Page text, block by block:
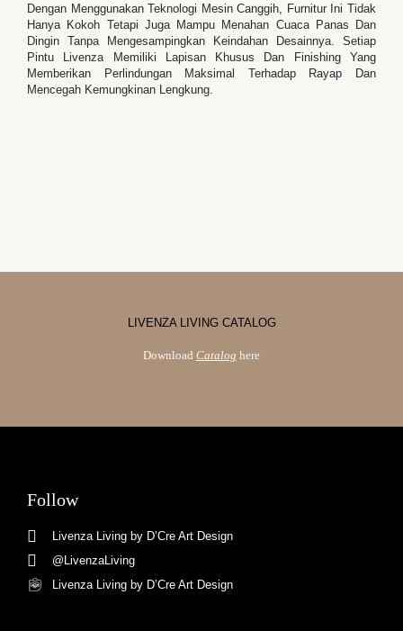
Dengan Menggunakan Teknologi Mesin Canggih, Furnitur Ini Tidak
Hanya Kokoh Tetapi Juga Mampu Menahan Cuaca Panas Dan
Dingin Tanpa Mengesampingkan Keindahan Desainnya. Setiap
Pintu Livenza Memiliki Lapisan Khusus Dan Finishing Yang
Memberikan Perlindungan Maksimal Terhadap Rayap Dan
Mencegah Kemungkinan Lengkung.
LIVENZA LIVING CATALOG
Download Catalog here
Follow
Livenza Living by D’Cre Art Design
@LivenzaLiving
Livenza Living by D’Cre Art Design